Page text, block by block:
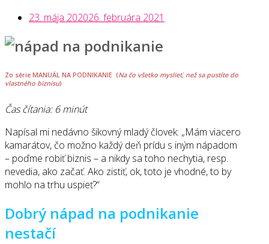
23. mája 202026. februára 2021
Zo série MANUÁL NA PODNIKANIE (Na čo všetko myslieť, než sa pustíte do
vlastného biznisu)
Čas čítania: 6 minút
Napísal mi nedávno šikovný mladý človek: „Mám viacero
kamarátov, čo možno každý deň prídu s iným nápadom
– poďme robiť biznis – a nikdy sa toho nechytia, resp.
nevedia, ako začať. Ako zistiť, ok, toto je vhodné, to by
mohlo na trhu uspieť?“
Dobrý nápad na podnikanie
nestačí